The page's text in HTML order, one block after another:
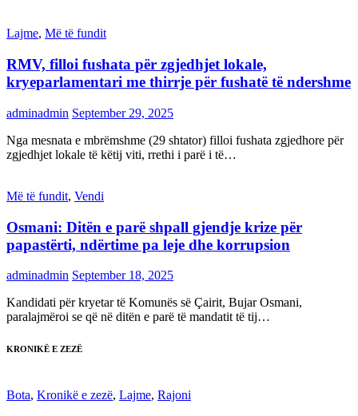
Lajme, Më të fundit
RMV, filloi fushata për zgjedhjet lokale,
kryeparlamentari me thirrje për fushatë të ndershme
adminadmin September 29, 2025
Nga mesnata e mbrëmshme (29 shtator) filloi fushata zgjedhore për
zgjedhjet lokale të këtij viti, rrethi i parë i të…
Më të fundit, Vendi
Osmani: Ditën e parë shpall gjendje krize për
papastërti, ndërtime pa leje dhe korrupsion
adminadmin September 18, 2025
Kandidati për kryetar të Komunës së Çairit, Bujar Osmani,
paralajmëroi se që në ditën e parë të mandatit të tij…
KRONIKË E ZEZË
Bota, Kronikë e zezë, Lajme, Rajoni